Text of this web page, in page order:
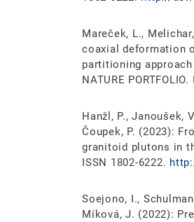
Mareček, L.,
coaxial deformation
partitioning
NATURE
Hanžl, P., Janoušek,
Čoupek, P. (2023):
granitoid plutons in
ISSN 1802-6222.
Soejono, I.,
Míková, J. (2022):